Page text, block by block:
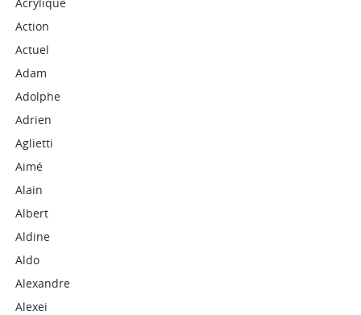
Action
Actuel
Adam
Adolphe
Adrien
Aglietti
Aimé
Alain
Albert
Aldine
Aldo
Alexandre
Alexei